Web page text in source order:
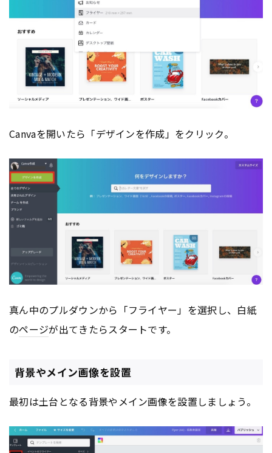
Canvaを開いたら「デザインを作成」をクリック。
真ん中のプルダウンから「フライヤー」を選択し、白紙
のページが出てきたらスタートです。
背景やメイン画像を設置
最初は土台となる背景やメイン画像を設置しましょう。